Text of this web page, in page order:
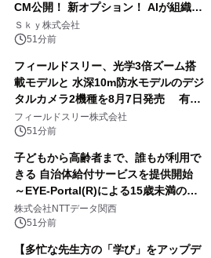
CM公開！ 新オプション！ AIが組織の
業務実態を分析し労務改善を支援。 藤
原竜也メイキング動画公開 「もしAIが
る自信がある」「昨年の夏はカブトム
シを捕まえたり、虫と戦ったり…」
Ｓｋｙ株式会社
51分前
フィールドスリー、光学3倍ズーム搭
載モデルと 水深10m防水モデルのデジ
タルカメラ2機種を8月7日発売 有効
約1300万画素、用途別に選べるコンデ
ジ新登場
フィールドスリー株式会社
51分前
子どもから高齢者まで、誰もが利用で
きる 自治体給付サービスを提供開始
～EYE-Portal(R)による15歳未満の本
人認証と デジタルデバイド対策で実現
～
株式会社NTTデータ関西
51分前
【多忙な先生方の「学び」をアップデ